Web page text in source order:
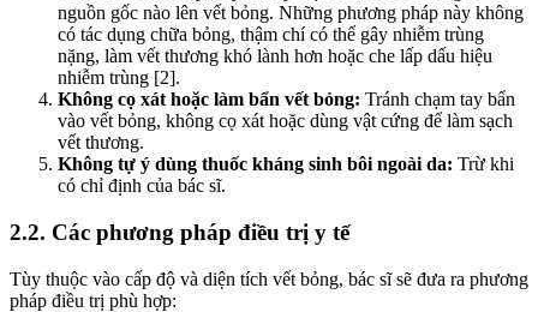
nguồn gốc nào lên vết bỏng. Những phương pháp này không
có tác dụng chữa bỏng, thậm chí có thể gây nhiễm trùng
nặng, làm vết thương khó lành hơn hoặc che lấp dấu hiệu
nhiễm trùng [2].
Không cọ xát hoặc làm bẩn vết bỏng: Tránh chạm tay bẩn
vào vết bỏng, không cọ xát hoặc dùng vật cứng để làm sạch
vết thương.
Không tự ý dùng thuốc kháng sinh bôi ngoài da: Trừ khi
có chỉ định của bác sĩ.
2.2. Các phương pháp điều trị y tế
Tùy thuộc vào cấp độ và diện tích vết bỏng, bác sĩ sẽ đưa ra phương
pháp điều trị phù hợp: